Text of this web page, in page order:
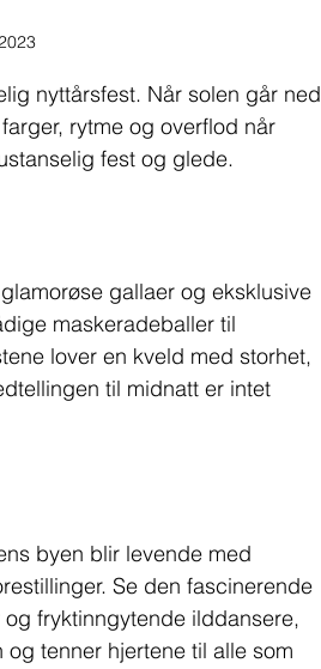
nyttårsfest. Når solen går ned
rytme og overflod når
fest og glede.
gallaer og eksklusive
maskeradeballer til
lover en kveld med storhet,
til midnatt er intet
byen blir levende med
Se den fascinerende
fryktinngytende ilddansere,
tenner hjertene til alle som